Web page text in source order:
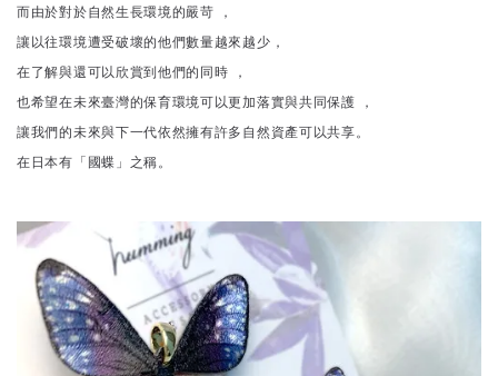
而由於對於自然生長環境的嚴苛 ，
讓以往環境遭受破壞的他們數量越來越少，
在了解與還可以欣賞到他們的同時 ，
也希望在未來臺灣的保育環境可以更加落實與共同保護 ，
讓我們的未來與下一代依然擁有許多自然資產可以共享。
在日本有「國蝶」之稱。